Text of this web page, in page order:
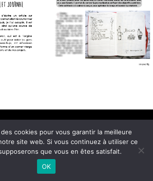
Magazine All rights reserved.
cookies pour vous garantir la meilleure
site web. Si vous continuez à utiliser ce
que vous en êtes satisfait.
OK